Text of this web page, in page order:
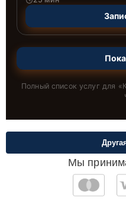
Полный список услуг для «
Мы